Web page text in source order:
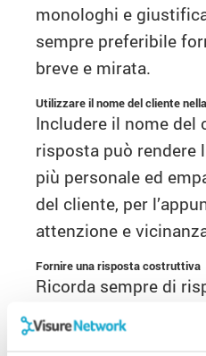
monologhi e
sempre preferibile
breve e mirata.
Utilizzare il nome del cliente
Includere il nome del
risposta può rendere
più personale ed
del cliente, per
attenzione e
Fornire una risposta costruttiva
Ricorda sempre di
costruttivo. Proponi
pratiche per